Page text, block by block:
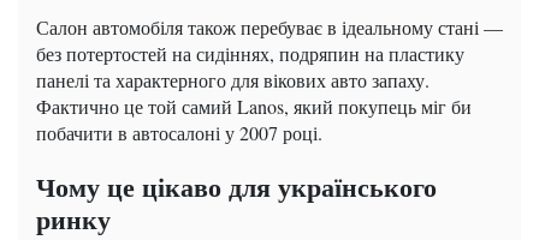
Салон автомобіля також перебуває в ідеальному стані —
без потертостей на сидіннях, подряпин на пластику
панелі та характерного для вікових авто запаху.
Фактично це той самий Lanos, який покупець міг би
побачити в автосалоні у 2007 році.
Чому це цікаво для українського
ринку